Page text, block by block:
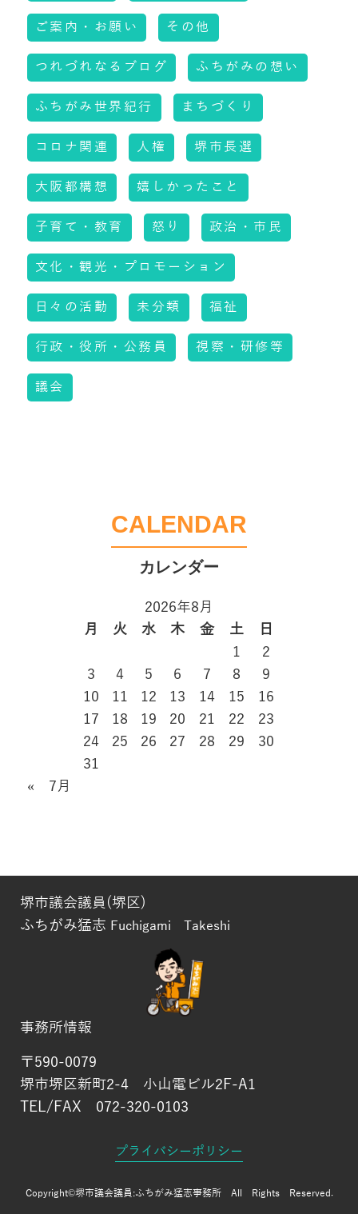
ご案内・お願い その他
つれづれなるブログ ふちがみの想い
ふちがみ世界紀行 まちづくり
コロナ関連 人権 堺市長選
大阪都構想 嬉しかったこと
子育て・教育 怒り 政治・市民
文化・観光・プロモーション
日々の活動 未分類 福祉
行政・役所・公務員 視察・研修等
議会
CALENDAR
2026年8月
月
火 水 木 金 土
日
1
2
3
4 5 6 7 8
9
10
11 12 13 14 15
16
17
18 19 20 21 22
23
24
25 26 27 28 29
30
31
« 7月
堺市議会議員(堺区)
ふちがみ猛志 Fuchigami Takeshi
事務所情報
〒590-0079
堺市堺区新町2-4 小山電ビル2F-A1
TEL/FAX 072-320-0103
プライバシーポリシー
Copyright©堺市議会議員:ふちがみ猛志事務所All Rights Reserved.